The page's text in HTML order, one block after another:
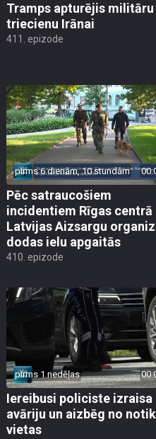
Tramps apturējis militāru
triecienu Irānai
411. epizode
pirms 6 dienām, 10 stundām
Pēc satraucošiem
incidentiem Rīgas centrā
Latvijas Aizsargu
dodas ielu apgaitās
410. epizode
pirms 1 nedēļas
Iereibusi policiste izraisa
avāriju un aizbēg no
vietas